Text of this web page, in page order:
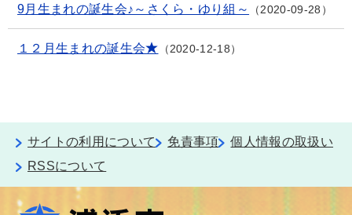
9月生まれの誕生会♪～さくら・ゆり組～ 2020-09-28
１２月生まれの誕生会★ 2020-12-18
サイトの利用について 免責事項
個人情報の取扱い
RSSについて